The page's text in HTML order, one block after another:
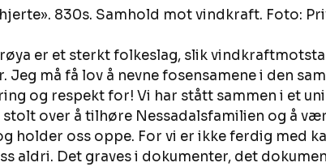
830s. Samhold mot vindkraft. Foto:
er et sterkt folkeslag, slik
Jeg må få lov å nevne fosensamene i den
og respekt for! Vi har stått sammen i et
over å tilhøre Nessadalsfamilien og å
holder oss oppe. For vi er ikke ferdig med
aldri. Det graves i dokumenter, det